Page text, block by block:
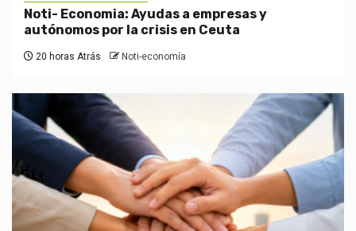
Noti- Economia: Ayudas a empresas y
autónomos por la crisis en Ceuta
20 horas Atrás Noti-economía